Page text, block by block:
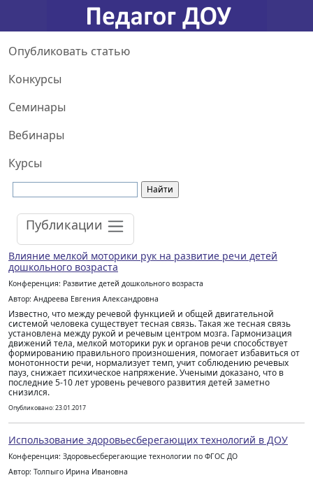
Опубликовать статью
Конкурсы
Семинары
Вебинары
Курсы
Публикации
Влияние мелкой моторики рук на развитие речи детей
дошкольного возраста
Конференция: Развитие детей дошкольного возраста
Автор: Андреева Евгения Александровна
Известно, что между речевой функцией и общей двигательной
системой человека существует тесная связь. Такая же тесная связь
установлена между рукой и речевым центром мозга. Гармонизация
движений тела, мелкой моторики рук и органов речи способствует
формированию правильного произношения, помогает избавиться от
монотонности речи, нормализует темп, учит соблюдению речевых
пауз, снижает психическое напряжение. Учеными доказано, что в
последние 5-10 лет уровень речевого развития детей заметно
снизился.
Опубликовано: 23.01.2017
Использование здоровьесберегающих технологий в ДОУ
Конференция: Здоровьесберегающие технологии по ФГОС ДО
Автор: Толпыго Ирина Ивановна